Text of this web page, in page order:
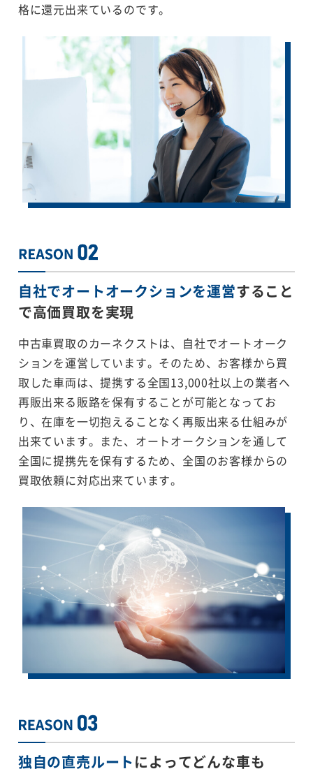
格に還元出来ているのです。
自社でオートオークションを運営すること
で高価買取を実現
中古車買取のカーネクストは、自社でオートオーク
ションを運営しています。そのため、お客様から買
取した車両は、提携する全国13,000社以上の業者へ
再販出来る販路を保有することが可能となってお
り、在庫を一切抱えることなく再販出来る仕組みが
出来ています。また、オートオークションを通して
全国に提携先を保有するため、全国のお客様からの
買取依頼に対応出来ています。
独自の直売ルートによってどんな車も